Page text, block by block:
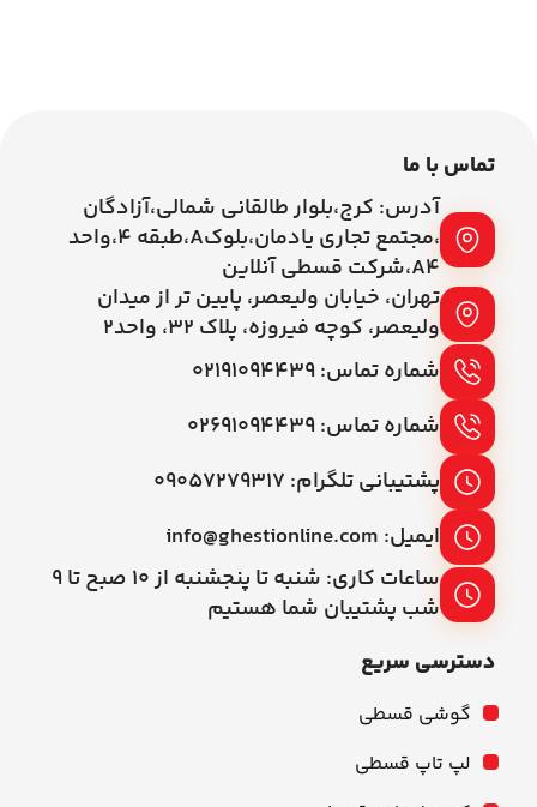
تماس با ما
آدرس: کرج،بلوار طالقانی شمالی،آزادگان
،مجتمع تجاری یادمان،بلوکA،طبقه ۴،واحد
A4،شرکت قسطی آنلاین
تهران، خیابان ولیعصر، پایین تر از میدان
ولیعصر، کوچه فیروزه، پلاک 32، واحد2
شماره تماس: ۰۲۱۹۱۰۹۴۴۳۹
شماره تماس: ۰۲۶۹۱۰۹۴۴۳۹
پشتیبانی تلگرام: ۰۹۰۵۷۲۷۹۳۱۷
ایمیل: info@ghestionline.com
ساعات کاری: شنبه تا پنجشنبه از ۱۰ صبح تا ۹
شب پشتیبان شما هستیم
دسترسی سریع
گوشی قسطی
لپ تاپ قسطی